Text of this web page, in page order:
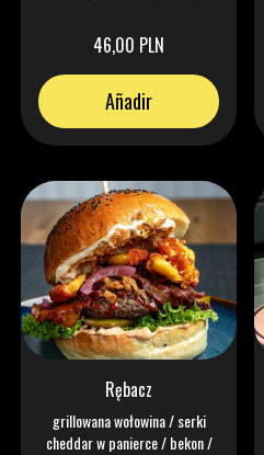
46,00 PLN
Añadir
Rębacz
grillowana wołowina / serki
cheddar w panierce / bekon /